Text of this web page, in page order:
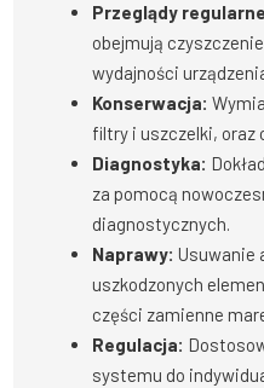
Przeglądy
obejmują
wydajności
Konserwacja:
filtry i uszczelki, oraz
Diagnostyka:
za pomocą
diagnostycznych.
Naprawy: Usuwanie
uszkodzonych
części zamienne
Regulacja:
systemu do